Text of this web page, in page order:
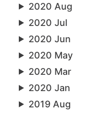
2020 Aug
2020 Jul
2020 Jun
2020 May
2020 Mar
2020 Jan
2019 Aug